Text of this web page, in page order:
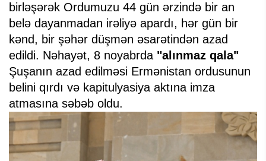
birləşərək Ordumuzu 44 gün ərzində bir an
belə dayanmadan irəliyə apardı, hər gün bir
kənd, bir şəhər düşmən əsarətindən azad
edildi. Nəhayət, 8 noyabrda "alınmaz qala"
Şuşanın azad edilməsi Ermənistan ordusunun
belini qırdı və kapitulyasiya aktına imza
atmasına səbəb oldu.